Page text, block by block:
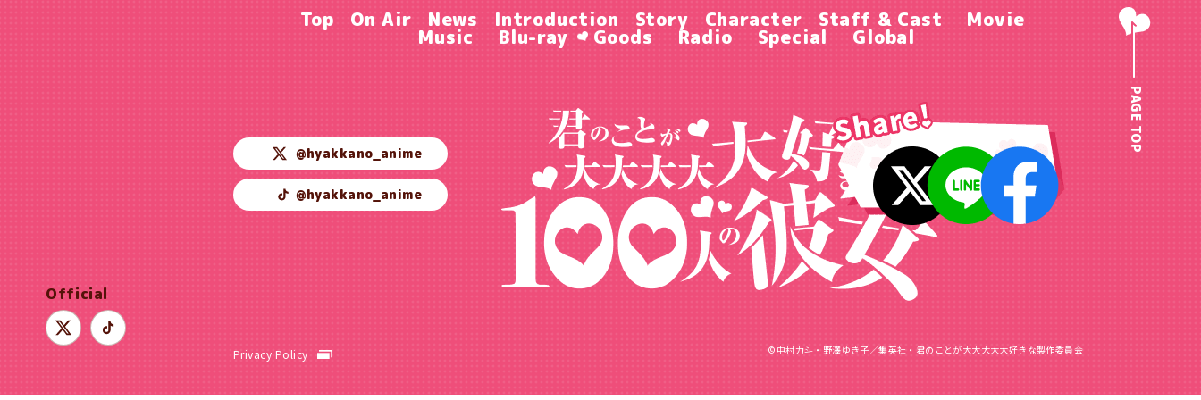
Official
Top On Air News Introduction Story Character Staff & Cast Movie
Music Blu-ray Goods Radio Special Global
@hyakkano_anime
@hyakkano_anime
Privacy Policy ©中村力斗・野澤ゆき子／集英社・君のことが大大大大大好きな製作委員会
PAGE TOP